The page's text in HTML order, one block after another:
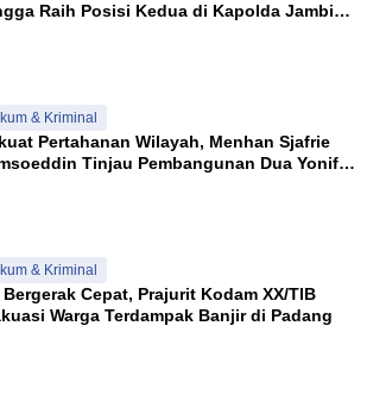
Raih Posisi Kedua di Kapolda Jambi
& Kriminal
Pertahanan Wilayah, Menhan Sjafrie
Tinjau Pembangunan Dua Yonif
& Kriminal
Bergerak Cepat, Prajurit Kodam XX/TIB
Warga Terdampak Banjir di Padang